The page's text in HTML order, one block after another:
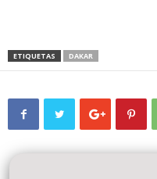
ETIQUETAS DAKAR